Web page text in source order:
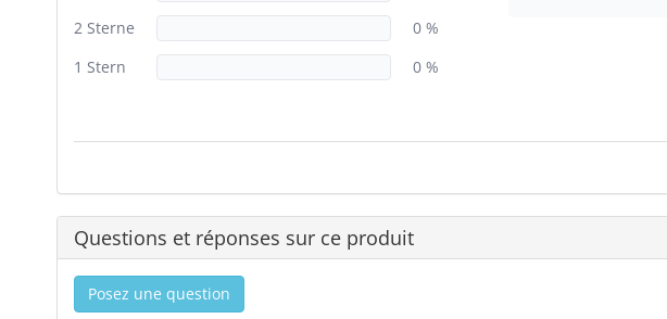
2 Sterne
0 %
1 Stern
0 %
Questions et réponses sur ce produit
Posez une question